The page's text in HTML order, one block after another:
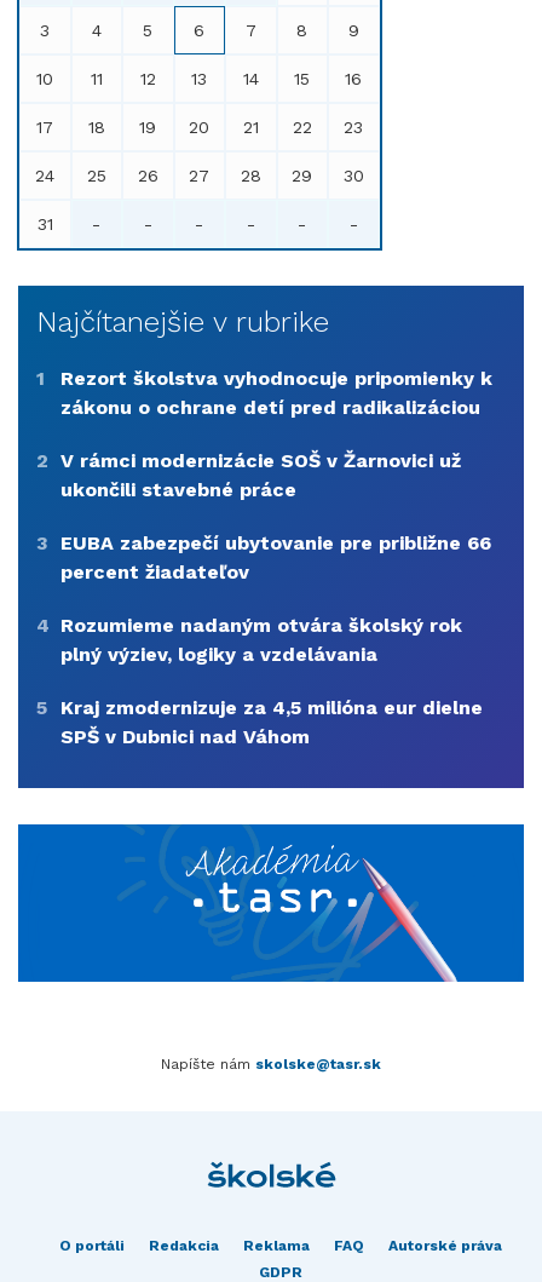
3 4 5 6 7 8 9
10 11 12 13 14 15 16
17 18 19 20 21 22 23
24 25 26 27 28 29 30
31 - - - - - -
Najčítanejšie v rubrike
1
Rezort školstva vyhodnocuje pripomienky k
zákonu o ochrane detí pred radikalizáciou
2 V rámci modernizácie SOŠ v Žarnovici už
ukončili stavebné práce
3
EUBA zabezpečí ubytovanie pre približne 66
percent žiadateľov
4 Rozumieme nadaným otvára školský rok
plný výziev, logiky a vzdelávania
5
Kraj zmodernizuje za 4,5 milióna eur dielne
SPŠ v Dubnici nad Váhom
Napíšte nám skolske@tasr.sk
O portáli Redakcia Reklama FAQ
Autorské práva
GDPR